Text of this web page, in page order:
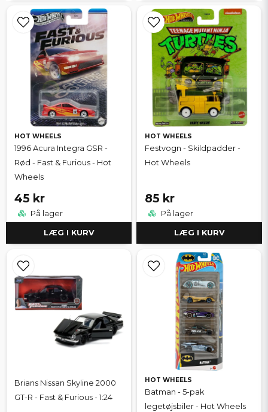
HOT WHEELS
1996 Acura Integra GSR -
Rød - Fast & Furious - Hot
Wheels
45 kr
På lager
LÆG I KURV
HOT WHEELS
Festvogn - Skildpadder -
Hot Wheels
85 kr
På lager
LÆG I KURV
Brians Nissan Skyline 2000
GT-R - Fast & Furious - 1:24
HOT WHEELS
Batman - 5-pak
legetøjsbiler - Hot Wheels